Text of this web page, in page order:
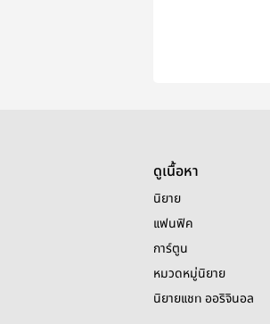
ดูเนื้อหา
นิยาย
แฟนฟิค
การ์ตูน
หมวดหมู่นิยาย
นิยายแชท ออริจินอล